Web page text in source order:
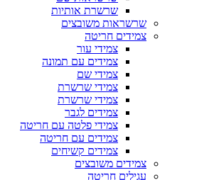
שרשרת אותיות
שרשראות משובצים
צמידים חריטה
צמידי עור
צמידים עם תמונה
צמידי שם
צמידי שרשרת
צמידי שרשרת
צמידים לגבר
צמידי פלטה עם חריטה
צמידים עם חריטה
צמידים קשיחים
צמידים משובצים
עגילים חריטה